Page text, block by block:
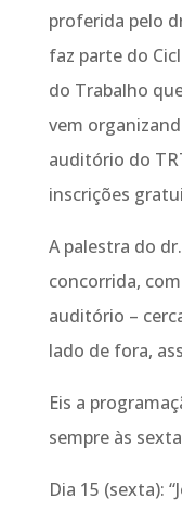
proferida pelo
faz parte do
do Trabalho
vem
auditório do
inscrições
A palestra do
concorrida,
auditório –
lado de fora,
Eis a
sempre às
Dia 15 (sexta):